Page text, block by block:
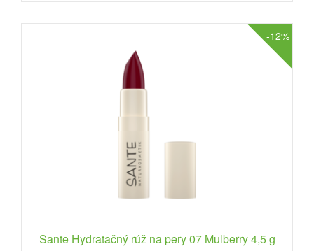
-12%
Sante Hydratačný rúž na pery 07 Mulberry 4,5 g